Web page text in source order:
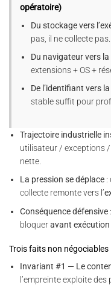
opératoire)
Du stockage vers
pas, il ne collecte pas.
Du navigateur vers
extensions + OS +
De l’identifiant vers
stable suffit pour
Trajectoire industrielle
utilisateur / exceptions
nette.
La pression se déplace :
collecte remonte vers l’
Conséquence défensive
bloqueravant exécution
Trois faits non négociables
Invariant #1 — Le
l’empreinte exploite